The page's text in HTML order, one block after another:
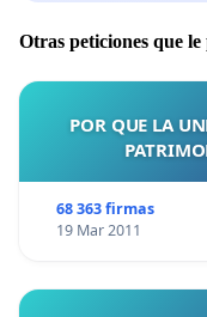
Otras peticiones que
POR QUE LA
68 363 firmas
19 Mar 2011